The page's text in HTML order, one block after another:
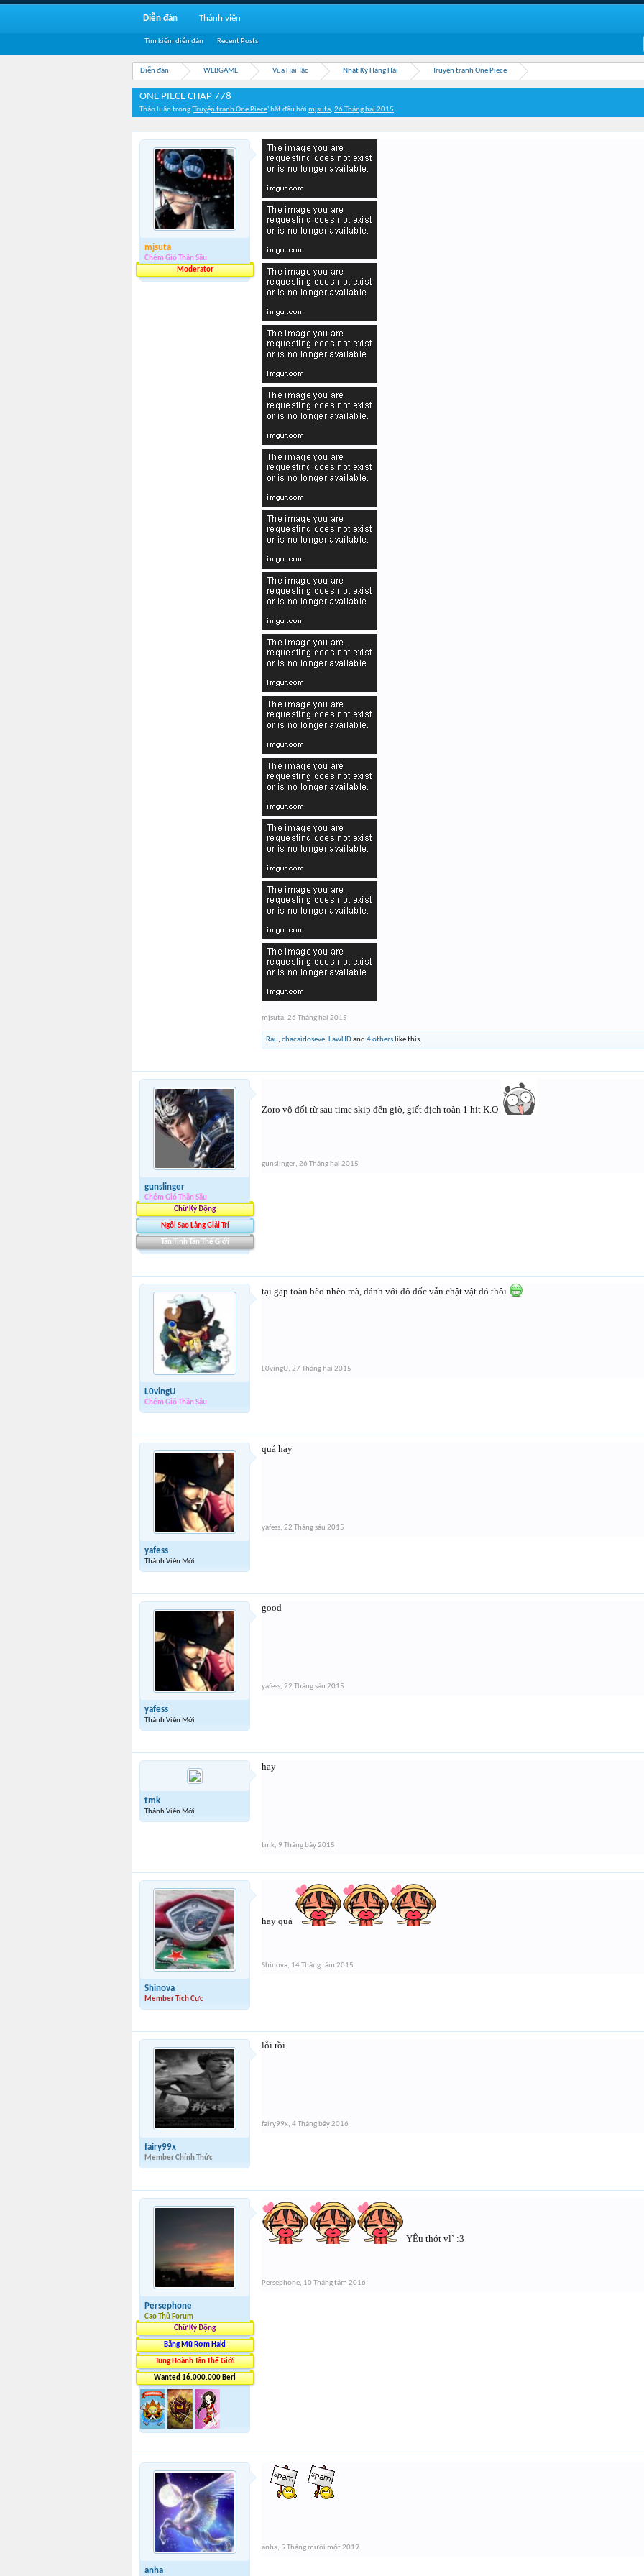
Diễn đàn WEBGAME Vua Hải Tặc Nhật Ký Hàng Hải Truyện tranh One Piece
ONE PIECE CHAP 778
Thảo luận trong 'Truyện tranh One Piece' bắt đầu bởi mjsuta, 26 Tháng hai 2015.
mjsuta
Chém Gió Thần Sầu
Moderator
mjsuta, 26 Tháng hai 2015
Rau, chacaidoseve, LawHDand 4 others like this.
gunslinger
Chém Gió Thần Sầu
Chữ Ký Động
Ngôi Sao Làng Giải Trí
Tân Tinh Tân Thế Giới
Zoro vô đối từ sau time skip đến giờ, giết địch toàn 1 hit K.O
gunslinger, 26 Tháng hai 2015
L0vingU
Chém Gió Thần Sầu
tại gặp toàn bèo nhèo mà, đánh với đô đốc vẫn chật vật đó thôi
L0vingU, 27 Tháng hai 2015
yafess
Thành Viên Mới
quá hay
yafess, 22 Tháng sáu 2015
yafess
Thành Viên Mới
good
yafess, 22 Tháng sáu 2015
tmk
Thành Viên Mới
hay
tmk, 9 Tháng bảy 2015
Shinova
Member Tích Cực
hay quá
Shinova, 14 Tháng tám 2015
fairy99x
Member Chính Thức
lỗi rồi
fairy99x, 4 Tháng bảy 2016
Persephone
Cao Thủ Forum
Chữ Ký Động
Băng Mũ Rơm Haki
Tung Hoành Tân Thế Giới
Wanted 16.000.000 Beri
YÊu thớt vl` :3
Persephone, 10 Tháng tám 2016
anha
anha, 5 Tháng mười một 2019
Diễn đàn
Tìm kiếm diễn đàn Recent Posts
Thành viên